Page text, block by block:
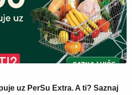
uz PerSu Extra. A ti? Saznaj